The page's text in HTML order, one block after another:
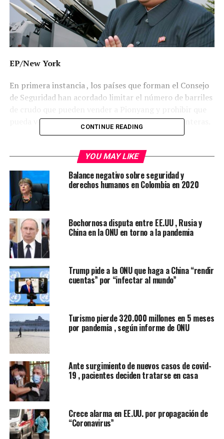
EP/New York
En primera instancia , los países que forman el Consejo
de Seguridad han acordado limitar el número de barriles
pueda vender productos textiles fuera de sus fronteras.
resolución con nuevas sanciones contraCorea del
Norte por las pruebas nucleares
realizando desde 2006.
La resolución, que contó con el apoyo unánime de los 15
integrantes del Consejo, fue propuesta por Estados
Unidos, pero hasta llegar a la mesa de votación el texto
fue revisado, con efectos menos drásticos, para que
pudiera ser aprobado.
Inicialmente, Estados Unidos pedía, entre otras cosas, la
prohibición de que los países miembros de la ONU
vendieran a Corea del Norte gas, crudo y productos
petroleros refinados, así como la prohibición de
comprar textiles norcoreanos.
Una versión posterior del texto que fue negociada el
pasado fin de semana, en cambio, rebajaba el alcance de
estas medidas, ya que incluían apartados que Rusia y
China, con derecho de veto en el Consejo, no habían
visto con buenos ojos.
La resolución aprobada establece la prohibición de vender
a Corea del Nortegas natural o condensado y
productos petroleros
CONTINUE READING
YOU MAY LIKE
Balance negativo sobre seguridad y
derechos humanos en Colombia en 2020
Bochornosa disputa entre EE.UU , Rusia y
China en la ONU en torno a la pandemia
Trump pide a la ONU que haga a China “rendir
cuentas” por “infectar al mundo”
Turismo pierde 320.000 millones en 5 meses
por pandemia , según informe de ONU
Ante surgimiento de nuevos casos de covid-
19 , pacientes deciden tratarse en casa
Crece alarma en EE.UU. por propagación de
“Coronavirus”